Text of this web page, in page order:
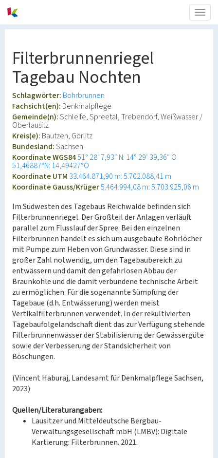
Filterbrunnenriegel
Tagebau Nochten
Schlagwörter: Bohrbrunnen
Fachsicht(en): Denkmalpflege
Gemeinde(n):Schleife, Spreetal, Trebendorf, Weißwasser /
Oberlausitz
Kreis(e): Bautzen, Görlitz
Bundesland:Sachsen
Koordinate WGS8451° 28′ 7,93″ N: 14° 29′ 39,36″ O
51,46887°N: 14,49427°O
Koordinate UTM 33.464.871,90 m: 5.702.088,41 m
Koordinate Gauss/Krüger5.464.994,08 m: 5.703.925,06 m
Im Südwesten des Tagebaus Reichwalde befinden sich
Filterbrunnenriegel. Der Großteil der Anlagen verläuft
parallel zum Flusslauf der Spree. Bei den einzelnen
Filterbrunnen handelt es sich um ausgebaute Bohrlöcher
mit Pumpe zum Heben von Grundwasser. Diese sind in
großer Zahl notwendig, um den Tagebaubereich zu
entwässern und damit den gefahrlosen Abbau der
Braunkohle und die damit verbundene technische Arbeit
zu ermöglichen. Für die sogenannte Sümpfung der
Tagebaue (d.h. Entwässerung) werden meist
Vertikalfilterbrunnen verwendet. In der rekultivierten
Tagebaufolgelandschaft dient das zur Verfügung stehende
Filterbrunnenwasser der Stabilisierung der Gewässergüte
sowie der Verbesserung der Standsicherheit von
Böschungen.
(Vincent Haburaj, Landesamt für Denkmalpflege Sachsen,
2023)
Quellen/Literaturangaben:
Lausitzer und Mitteldeutsche Bergbau-
Verwaltungsgesellschaft mbH (LMBV): Digitale
Kartierung: Filterbrunnen. 2021.